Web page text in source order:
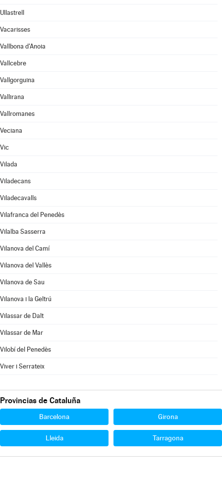
Ullastrell
Vacarisses
Vallbona d'Anoia
Vallcebre
Vallgorguina
Vallirana
Vallromanes
Veciana
Vic
Vilada
Viladecans
Viladecavalls
Vilafranca del Penedès
Vilalba Sasserra
Vilanova del Camí
Vilanova del Vallès
Vilanova de Sau
Vilanova i la Geltrú
Vilassar de Dalt
Vilassar de Mar
Vilobí del Penedès
Viver i Serrateix
Provincias de Cataluña
Barcelona Girona
Lleida Tarragona